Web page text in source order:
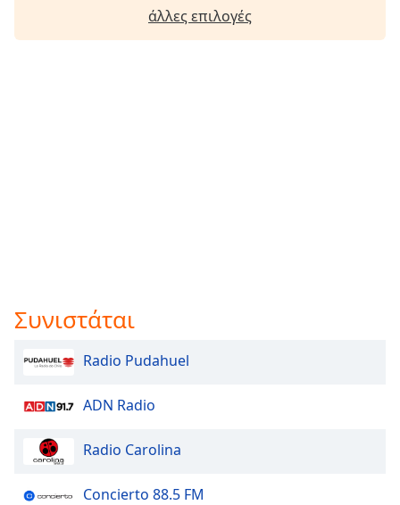
άλλες επιλογές
Συνιστάται
Radio Pudahuel
ADN Radio
Radio Carolina
Concierto 88.5 FM